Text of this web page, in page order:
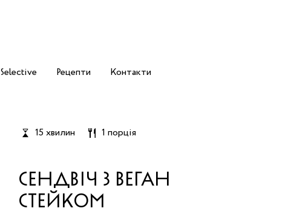
Selective Рецепти Контакти
15 хвилин 1 порція
СЕНДВІЧ З ВЕГАН
СТЕЙКОМ